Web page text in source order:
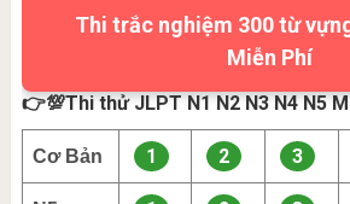
Thi trắc nghiệm 300 từ
Miễn Phí
👉💯Thi thử JLPT N1 N2 N3 N4 N5
Cơ Bản 1 2 3